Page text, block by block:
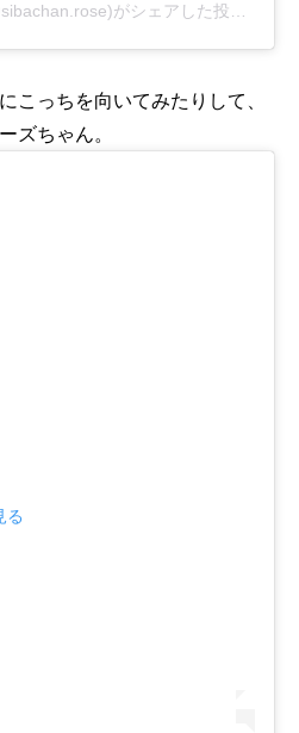
がシェアした投稿
こっちを向いてみたりして、
ズちゃん。
る